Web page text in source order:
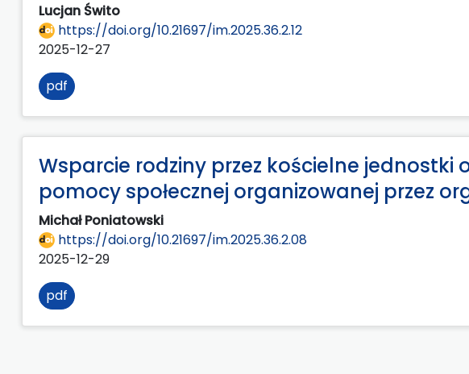
Lucjan Świto
https://doi.org/10.21697/im.2025.36.2.12
2025-12-27
pdf
Wsparcie rodziny przez kościelne jednostki
pomocy społecznej organizowanej przez
Michał Poniatowski
https://doi.org/10.21697/im.2025.36.2.08
2025-12-29
pdf